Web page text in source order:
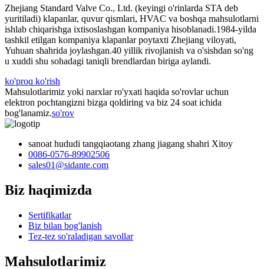
Zhejiang Standard Valve Co., Ltd. (keyingi o'rinlarda STA deb
yuritiladi) klapanlar, quvur qismlari, HVAC va boshqa mahsulotlarni
ishlab chiqarishga ixtisoslashgan kompaniya hisoblanadi.1984-yilda
tashkil etilgan kompaniya klapanlar poytaxti Zhejiang viloyati,
Yuhuan shahrida joylashgan.40 yillik rivojlanish va o'sishdan so'ng
u xuddi shu sohadagi taniqli brendlardan biriga aylandi.
ko'proq ko'rish
Mahsulotlarimiz yoki narxlar ro'yxati haqida so'rovlar uchun
elektron pochtangizni bizga qoldiring va biz 24 soat ichida
bog'lanamiz.so'rov
sanoat hududi tangqiaotang zhang jiagang shahri Xitoy
0086-0576-89902506
sales01@sidante.com
Biz haqimizda
Sertifikatlar
Biz bilan bog'lanish
Tez-tez so'raladigan savollar
Mahsulotlarimiz